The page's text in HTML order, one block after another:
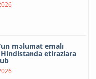
məlumat emalı
etirazlara